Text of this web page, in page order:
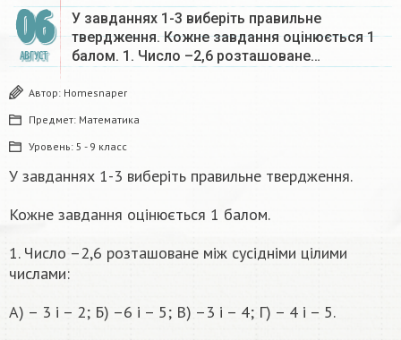
06
АВГУСТ
У завданнях 1-3 виберіть правильне
твердження. Кожне завдання оцінюється 1
балом. 1. Число –2,6 розташоване…
Автор: Homesnaper
Предмет: Математика
Уровень: 5 - 9 класс
У завданнях 1-3 виберіть правильне твердження.
Кожне завдання оцінюється 1 балом.
1. Число –2,6 розташоване між сусідніми цілими
числами:
А) – 3 і – 2; Б) –6 і – 5; В) –3 і – 4; Г) – 4 і – 5.